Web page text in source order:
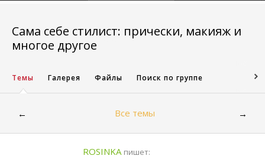
Сама себе стилист: прически, макияж и
многое другое
Темы Галерея Файлы Поиск по группе
← Все темы →
ROSINKA пишет: